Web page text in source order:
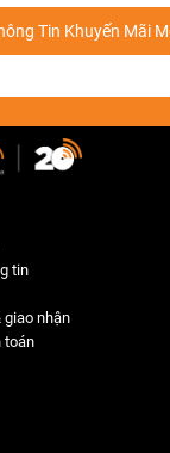
Tin Khuyến Mãi
tin
giao nhận
toán